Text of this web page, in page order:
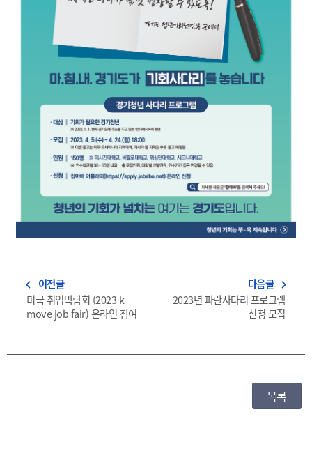
navigate_before 이전글
미국 취업박람회 (2023 k-
move job fair) 온라인 참여
다음글 navigate_next
2023년 파란사다리 프로그램
신청 모집
목록